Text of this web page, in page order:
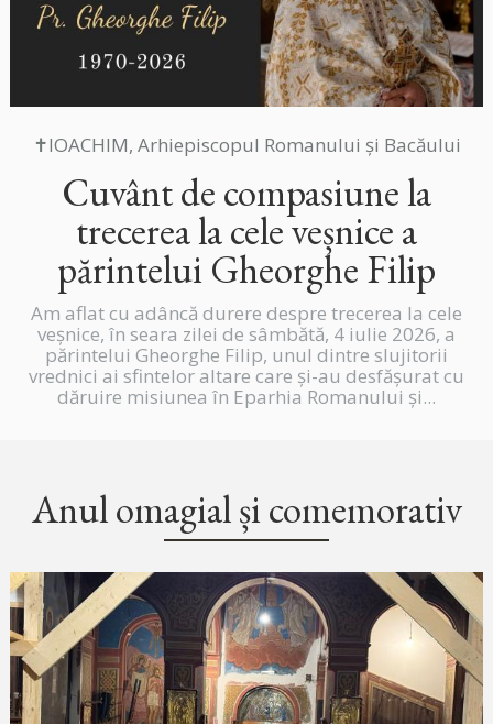
✝IOACHIM, Arhiepiscopul Romanului și Bacăului
Cuvânt de compasiune la
trecerea la cele veșnice a
părintelui Gheorghe Filip
Am aflat cu adâncă durere despre trecerea la cele
veșnice, în seara zilei de sâmbătă, 4 iulie 2026, a
părintelui Gheorghe Filip, unul dintre slujitorii
vrednici ai sfintelor altare care și-au desfășurat cu
dăruire misiunea în Eparhia Romanului și...
Anul omagial și comemorativ